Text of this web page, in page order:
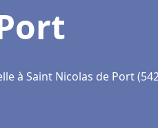
à Saint Nicolas de Port